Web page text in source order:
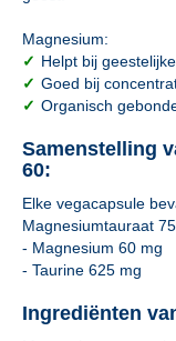
Magnesium:
✓ Helpt bij
✓ Goed bij
✓ Organisch
Samenstelling
60:
Elke vegacapsule
Magnesiumtauraat
- Magnesium 60 mg
- Taurine 625 mg
Ingrediënten